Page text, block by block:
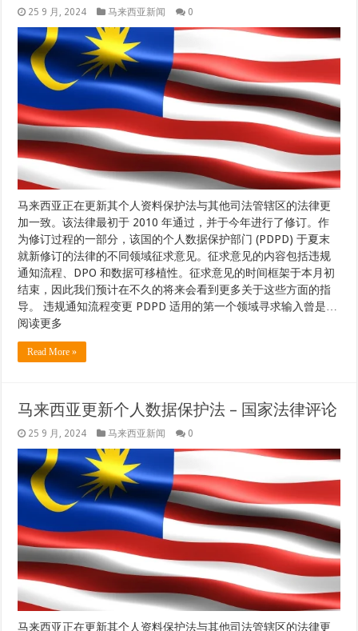
25 9 月, 2024 马来西亚新闻 0
马来西亚正在更新其个人资料保护法与其他司法管辖区的法律更
加一致。该法律最初于 2010 年通过，并于今年进行了修订。作
为修订过程的一部分，该国的个人数据保护部门 (PDPD) 于夏末
就新修订的法律的不同领域征求意见。征求意见的内容包括违规
通知流程、DPO 和数据可移植性。征求意见的时间框架于本月初
结束，因此我们预计在不久的将来会看到更多关于这些方面的指
导。 违规通知流程变更 PDPD 适用的第一个领域寻求输入曾是…
阅读更多
Read More »
马来西亚更新个人数据保护法 – 国家法律评论
25 9 月, 2024 马来西亚新闻 0
马来西亚正在更新其个人资料保护法与其他司法管辖区的法律更